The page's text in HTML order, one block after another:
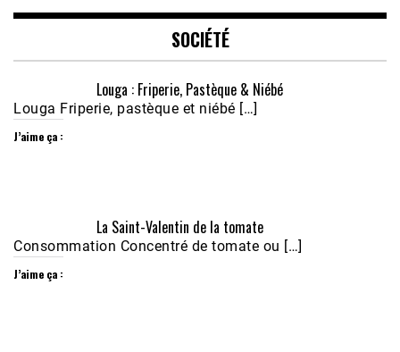
EMBED
Nobana (Podologue)
Feb 24, 2021 • 28mn
SOCIÉTÉ
Louga : Friperie, Pastèque & Niébé
Louga Friperie, pastèque et niébé […]
J’aime ça :
La Saint-Valentin de la tomate
Consommation Concentré de tomate ou […]
J’aime ça :